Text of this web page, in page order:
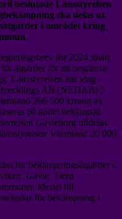
beslutade Länsstyrelsen
ska delas ut.
i området kring
för 2024 totalt
åtgärder för att begränsa
Länsstyrelsen har idag
AB (NEDAB) 5
266 500 kronor av
på andel bekämpad
Gävleborg tilldelas
Värmland 20 000
för bekämpningsåtgärder i
Gävle, Tierp,
Medel till
för bekämpning i